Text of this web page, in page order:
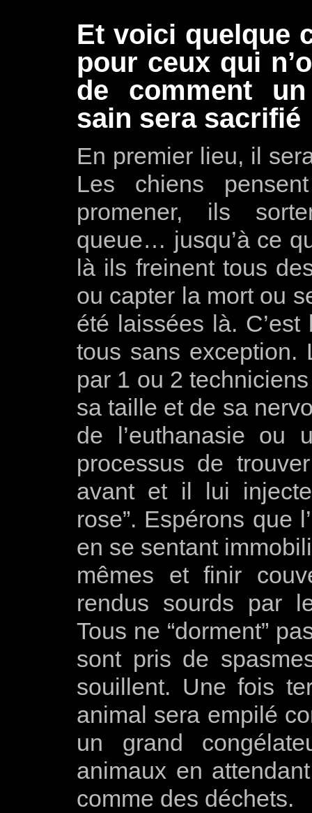
Et voici quelque
pour ceux qui
de comment
sain sera sacrifié
En premier lieu, il
Les chiens
promener, ils
queue… jusqu’à ce
là ils freinent tous
ou capter la mort ou
été laissées là.
tous sans exception.
par 1 ou 2
sa taille et de sa
de l’euthanasie ou
processus de
avant et il lui
rose”. Espérons que
en se sentant
mêmes et finir
rendus sourds par
Tous ne “dorment”
sont pris de
souillent. Une fois
animal sera empilé
un grand
animaux en
comme des déchets.